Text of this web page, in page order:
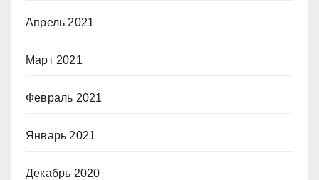
Апрель 2021
Март 2021
Февраль 2021
Январь 2021
Декабрь 2020